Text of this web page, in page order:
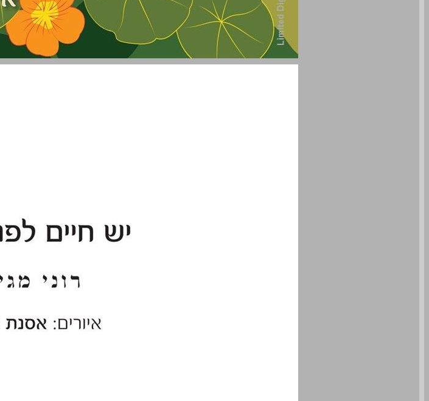
יש חיים לפני המוות: דברי קהלת בן דוד ... 0